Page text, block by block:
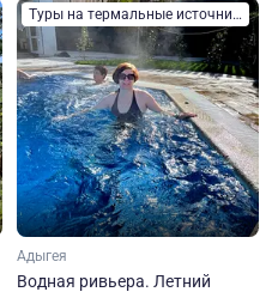
Туры на термальные источники
Адыгея
Водная ривьера. Летний